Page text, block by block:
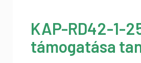
KAP-RD42-1-
támogatása